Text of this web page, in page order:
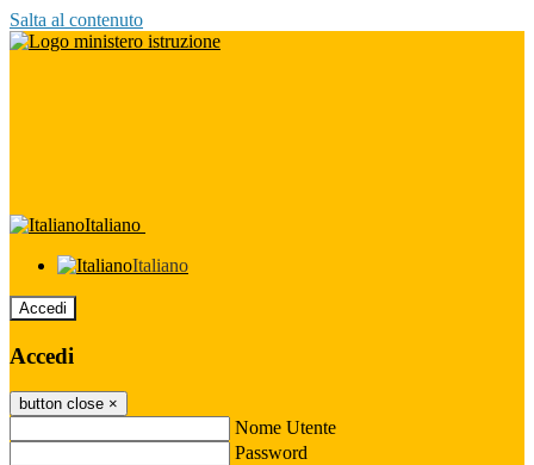
Salta al contenuto
Italiano
Italiano
Accedi
Accedi
button close ×
Nome Utente
Password